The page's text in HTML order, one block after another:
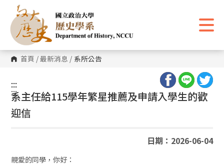
主
要
內
區
塊 首頁 /最新消息 / 系所公告
:::
:::
系主任給115學年繁星推薦及申請入學生的歡
迎信
日期：2026-06-04
親愛的同學，你好：